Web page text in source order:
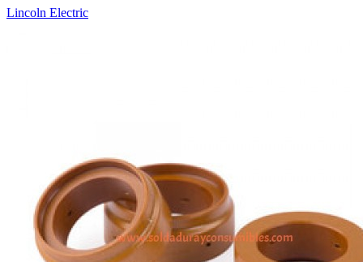
Lincoln Electric